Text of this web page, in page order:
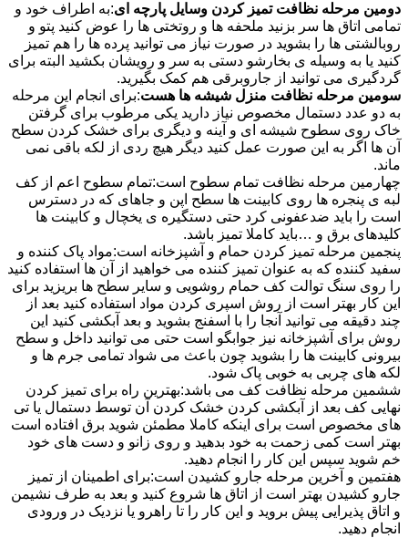
دومین مرحله نظافت تمیز کردن وسایل پارچه ای:به اطراف خود و
تمامی اتاق ها سر بزنید ملحفه ها و روتختی ها را عوض کنید پتو و
روبالشتی ها را بشوید در صورت نیاز می توانید پرده ها را هم تمیز
کنید یا به وسیله ی بخارشو دستی به سر و رویشان بکشید البته برای
گردگیری می توانید از جاروبرقی هم کمک بگیرید.
سومین مرحله نظافت منزل شیشه ها هست:برای انجام این مرحله
به دو عدد دستمال مخصوص نیاز دارید یکی مرطوب برای گرفتن
خاک روی سطوح شیشه ای و آینه و دیگری برای خشک کردن سطح
آن ها اگر به این صورت عمل کنید دیگر هیچ ردی از لکه باقی نمی
ماند.
چهارمین مرحله نظافت تمام سطوح است:تمام سطوح اعم از کف
لبه ی پنجره ها روی کابینت ها سطح اپن و جاهای که در دسترس
است را باید ضدعفونی کرد حتی دستگیره ی یخچال و کابینت ها
کلیدهای برق و …باید کاملا تمیز باشد.
پنجمین مرحله تمیز کردن حمام و آشپزخانه است:مواد پاک کننده و
سفید کننده که به عنوان تمیز کننده می خواهید از آن ها استفاده کنید
را روی سنگ توالت کف حمام روشویی و سایر سطح ها بریزید برای
این کار بهتر است از روش اسپری کردن مواد استفاده کنید بعد از
چند دقیقه می توانید آنجا را با اسفنج بشوید و بعد آبکشی کنید این
روش برای آشپزخانه نیز جوابگو است حتی می توانید داخل و سطح
بیرونی کابینت ها را بشوید چون باعث می شواد تمامی جرم ها و
لکه های چربی به خوبی پاک شود.
ششمین مرحله نظافت کف می باشد:بهترین راه برای تمیز کردن
نهایی کف بعد از آبکشی کردن خشک کردن آن توسط دستمال یا تی
های مخصوص است برای اینکه کاملا مطمئن شوید برق افتاده است
بهتر است کمی زحمت به خود بدهید و روی زانو و دست های خود
خم شوید سپس این کار را انجام دهید.
هفتمین و آخرین مرحله جارو کشیدن است:برای اطمینان از تمیز
جارو کشیدن بهتر است از اتاق ها شروع کنید و بعد به طرف نشیمن
و اتاق پذیرایی پیش بروید و این کار را تا راهرو یا نزدیک در ورودی
انجام دهید.